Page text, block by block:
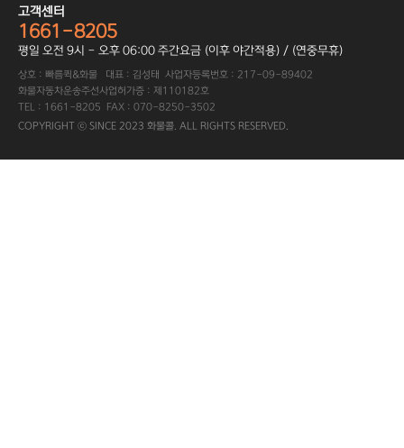
고객센터
1661-8205
평일 오전 9시 - 오후 06:00 주간요금 (이후 야간적용) / (연중무휴)
상호 : 빠름퀵&화물 대표 : 김성태 사업자등록번호 : 217-09-89402
화물자동차운송주선사업허가증 : 제110182호
TEL : 1661-8205 FAX : 070-8250-3502
COPYRIGHT ⓒ SINCE 2023 화물콜. ALL RIGHTS RESERVED.